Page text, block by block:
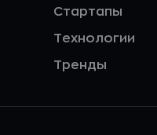
Стартапы
Технологии
Тренды